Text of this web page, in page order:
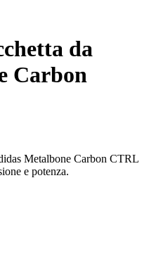
da
Carbon
Metalbone Carbon CTRL
e potenza.